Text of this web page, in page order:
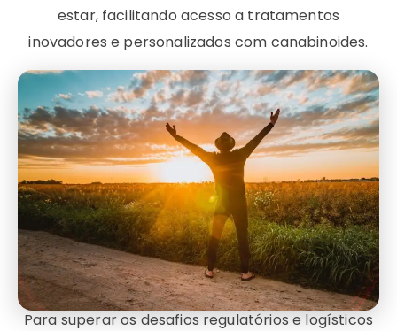
estar, facilitando acesso a tratamentos
inovadores e personalizados com canabinoides.
Para superar os desafios regulatórios e logísticos